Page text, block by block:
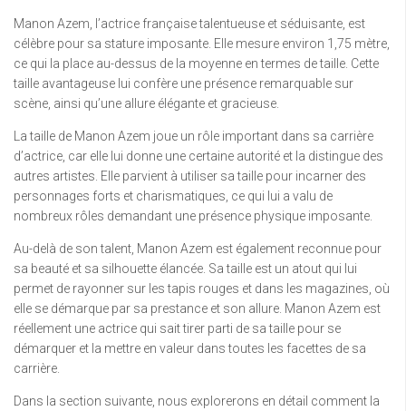
Manon Azem, l’actrice française talentueuse et séduisante, est
célèbre pour sa stature imposante. Elle mesure environ 1,75 mètre,
ce qui la place au-dessus de la moyenne en termes de taille. Cette
taille avantageuse lui confère une présence remarquable sur
scène, ainsi qu’une allure élégante et gracieuse.
La taille de Manon Azem joue un rôle important dans sa carrière
d’actrice, car elle lui donne une certaine autorité et la distingue des
autres artistes. Elle parvient à utiliser sa taille pour incarner des
personnages forts et charismatiques, ce qui lui a valu de
nombreux rôles demandant une présence physique imposante.
Au-delà de son talent, Manon Azem est également reconnue pour
sa beauté et sa silhouette élancée. Sa taille est un atout qui lui
permet de rayonner sur les tapis rouges et dans les magazines, où
elle se démarque par sa prestance et son allure. Manon Azem est
réellement une actrice qui sait tirer parti de sa taille pour se
démarquer et la mettre en valeur dans toutes les facettes de sa
carrière.
Dans la section suivante, nous explorerons en détail comment la